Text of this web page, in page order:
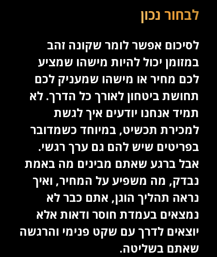
לבחור נכון
לסיכום אפשר לומר שקונה זהב
במזומן יכול להיות מישהו שמציע
לכם מחיר או מישהו שמעניק לכם
תחושת ביטחון לאורך כל הדרך. לא
תמיד אנחנו יודעים איך לגשת
למכירת תכשיט, במיוחד כשמדובר
בפריטים שיש להם גם ערך רגשי.
אבל ברגע שאתם מבינים מה באמת
נבדק, מה משפיע על המחיר, ואיך
נראה תהליך הוגן, אתם כבר לא
נמצאים בעמדת חוסר ודאות אלא
יוצאים לדרך עם שקט פנימי והרגשה
שאתם בשליטה.